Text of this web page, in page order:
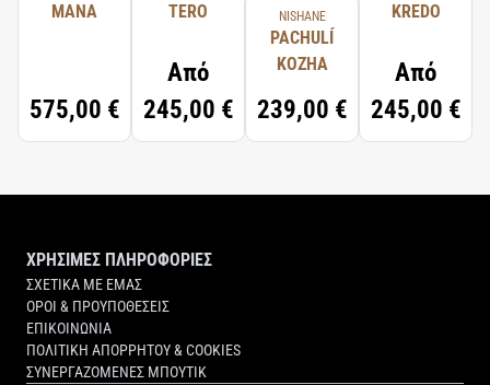
MANA
575,00 €
TERO
Από
245,00 €
NISHANE
PACHULÍ
KOZHA
239,00 €
KREDO
Από
245,00 €
ΧΡΗΣΙΜΕΣ ΠΛΗΡΟΦΟΡΙΕΣ
ΣΧΕΤΙΚΑ ΜΕ ΕΜΑΣ
ΟΡΟΙ & ΠΡΟΥΠΟΘΕΣΕΙΣ
ΕΠΙΚΟΙΝΩΝΙΑ
ΠΟΛΙΤΙΚΗ ΑΠΟΡΡΗΤΟΥ & COOKIES
ΣΥΝΕΡΓΑΖΟΜΕΝΕΣ ΜΠΟΥΤΙΚ